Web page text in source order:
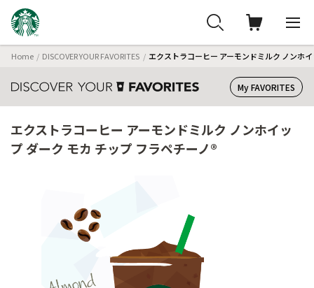
Home DISCOVER YOUR FAVORITES エクストラコーヒー アーモンドミルク ノンホ
My FAVORITES
エクストラコーヒー アーモンドミルク ノンホイッ
プ ダーク モカ チップ フラペチーノ®